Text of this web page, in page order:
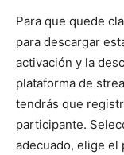
Para que quede
para descargar
activación y la
plataforma de
tendrás que
participante.
adecuado, elige el